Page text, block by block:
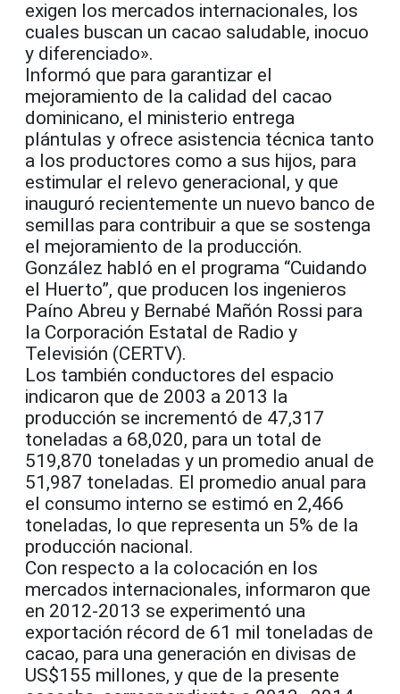
exigen los mercados internacionales, los
cuales buscan un cacao saludable, inocuo
y diferenciado».
Informó que para garantizar el
mejoramiento de la calidad del cacao
dominicano, el ministerio entrega
plántulas y ofrece asistencia técnica tanto
a los productores como a sus hijos, para
estimular el relevo generacional, y que
inauguró recientemente un nuevo banco de
semillas para contribuir a que se sostenga
el mejoramiento de la producción.
González habló en el programa “Cuidando
el Huerto”, que producen los ingenieros
Paíno Abreu y Bernabé Mañón Rossi para
la Corporación Estatal de Radio y
Televisión (CERTV).
Los también conductores del espacio
indicaron que de 2003 a 2013 la
producción se incrementó de 47,317
toneladas a 68,020, para un total de
519,870 toneladas y un promedio anual de
51,987 toneladas. El promedio anual para
el consumo interno se estimó en 2,466
toneladas, lo que representa un 5% de la
producción nacional.
Con respecto a la colocación en los
mercados internacionales, informaron que
en 2012-2013 se experimentó una
exportación récord de 61 mil toneladas de
cacao, para una generación en divisas de
US$155 millones, y que de la presente